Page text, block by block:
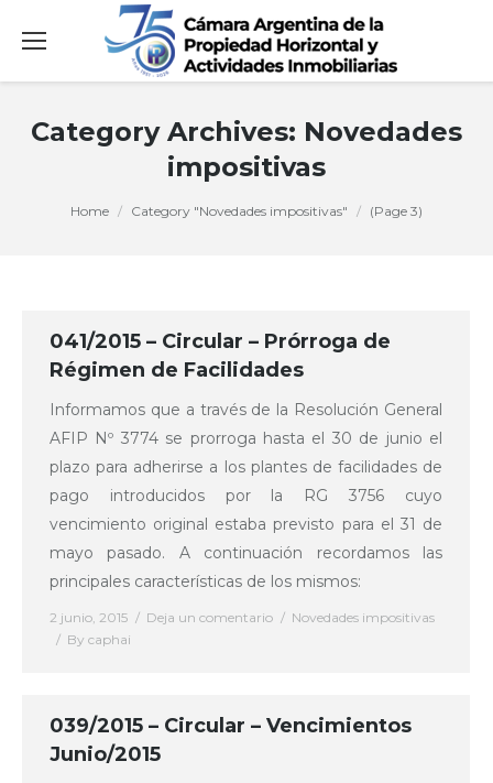
Category Archives: Novedades
impositivas
You are here:
Home Category "Novedades impositivas" (Page 3)
041/2015 – Circular – Prórroga de
Régimen de Facilidades
Informamos que a través de la Resolución General
AFIP Nº 3774 se prorroga hasta el 30 de junio el
plazo para adherirse a los plantes de facilidades de
pago introducidos por la RG 3756 cuyo
vencimiento original estaba previsto para el 31 de
mayo pasado. A continuación recordamos las
principales características de los mismos:
2 junio, 2015 Deja un comentario
Novedades impositivas
By caphai
039/2015 – Circular – Vencimientos
Junio/2015